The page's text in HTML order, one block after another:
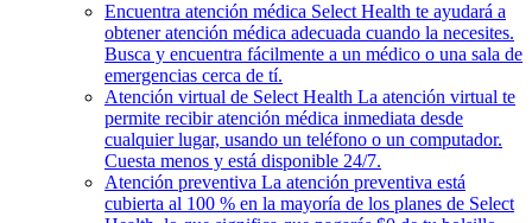
Encuentra atención médica Select Health te ayudará a
obtener atención médica adecuada cuando la necesites.
Busca y encuentra fácilmente a un médico o una sala de
emergencias cerca de tí.
Atención virtual de Select Health La atención virtual te
permite recibir atención médica inmediata desde
cualquier lugar, usando un teléfono o un computador.
Cuesta menos y está disponible 24/7.
Atención preventiva La atención preventiva está
cubierta al 100 % en la mayoría de los planes de Select